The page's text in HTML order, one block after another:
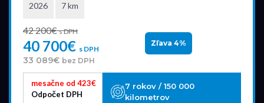
2026 7 km
42 200€s DPH
40 700€ s DPH
33 089€ bez DPH
Zľava 4%
mesačne od 423€
Odpočet DPH
7 rokov / 150 000
kilometrov